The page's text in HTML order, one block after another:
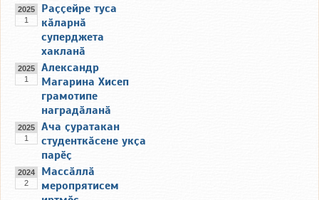
2025
1
Раҫҫейре туса
кӑларнӑ
суперджета
хакланӑ
2025
1
Александр
Магарина Хисеп
грамотипе
наградӑланӑ
2025
1
Ача ҫуратакан
студенткӑсене укҫа
парӗҫ
2024
2
Массӑллӑ
меропрятисем